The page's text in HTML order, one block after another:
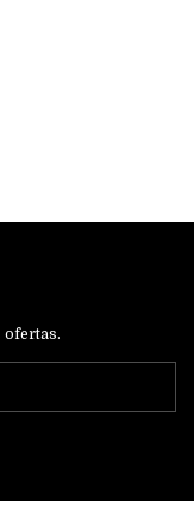
ofertas.